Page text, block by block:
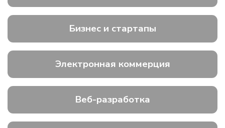
Бизнес и стартапы
Электронная коммерция
Веб-разработка